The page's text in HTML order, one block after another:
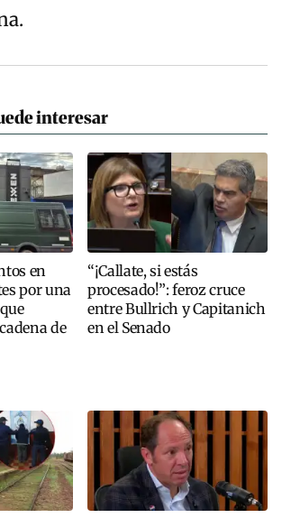
interesar
en
por una
de
“¡Callate, si estás
procesado!”: feroz cruce
entre Bullrich y Capitanich
en el Senado